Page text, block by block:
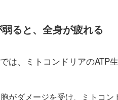
ると、全身が疲れる
は、ミトコンドリアのATP
ダメージを受け、ミトコン